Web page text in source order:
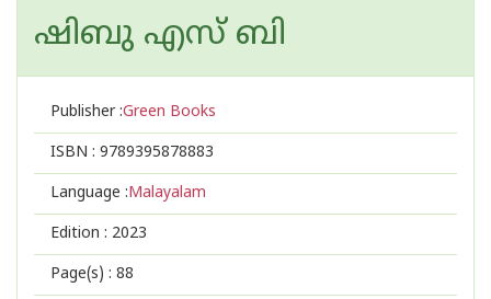
ഷിബു എസ് ബി
Publisher :Green Books
ISBN : 9789395878883
Language :Malayalam
Edition : 2023
Page(s) : 88